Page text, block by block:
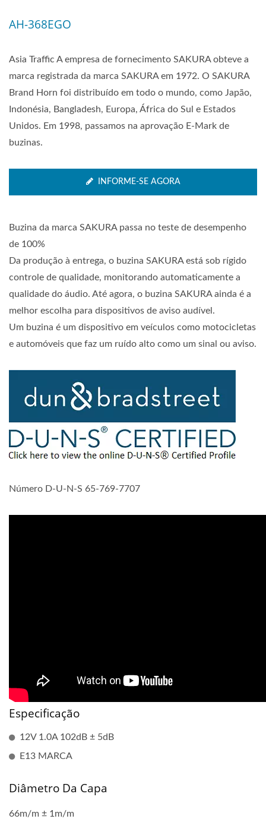
AH-368EGO
Asia Traffic A empresa de fornecimento SAKURA obteve a
marca registrada da marca SAKURA em 1972. O SAKURA
Brand Horn foi distribuído em todo o mundo, como Japão,
Indonésia, Bangladesh, Europa, África do Sul e Estados
Unidos. Em 1998, passamos na aprovação E-Mark de
buzinas.
INFORME-SE AGORA
Buzina da marca SAKURA passa no teste de desempenho
de 100%
Da produção à entrega, o buzina SAKURA está sob rígido
controle de qualidade, monitorando automaticamente a
qualidade do áudio. Até agora, o buzina SAKURA ainda é a
melhor escolha para dispositivos de aviso audível.
Um buzina é um dispositivo em veículos como motocicletas
e automóveis que faz um ruído alto como um sinal ou aviso.
Número D-U-N-S 65-769-7707
Especificação
12V 1.0A 102dB ± 5dB
E13 MARCA
Diâmetro Da Capa
66m/m ± 1m/m